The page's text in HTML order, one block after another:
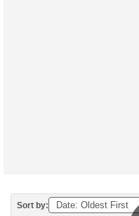
Sort by: